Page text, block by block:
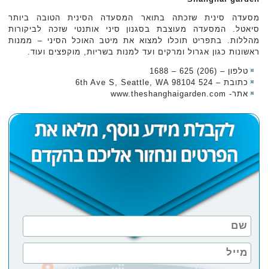
מסעדה סינית שזכתה בתואר המסעדה הסינית הטובה ביותר
סיאטל. המסעדה מעוצבת בסגנון סיני אותנטי שזכה לביקורות
מהללות. בתפריט תוכלו למצוא את מיטב האוכל הסיני – ממנות
ראשונות כגון אגרול ומרקים ועד למנות בשריות, מוקפצים ועוד.
טלפון – (206) 625 – 1688
כתובת – 524 6th Ave S, Seattle, WA 98104
אתר- www.theshanghaigarden.com